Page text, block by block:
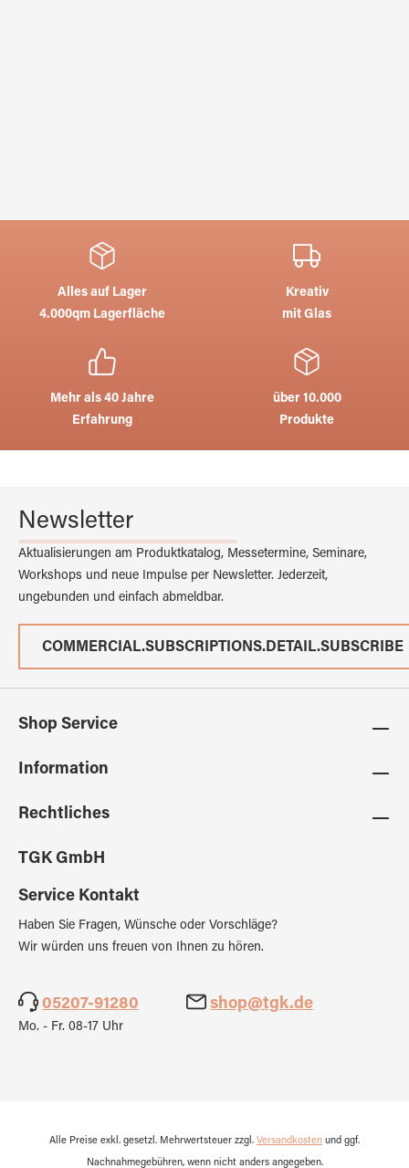
Alles auf Lager
4.000qm Lagerfläche
Kreativ
mit Glas
Mehr als 40 Jahre
Erfahrung
über 10.000
Produkte
Newsletter
Aktualisierungen am Produktkatalog, Messetermine, Seminare,
Workshops und neue Impulse per Newsletter. Jederzeit,
ungebunden und einfach abmeldbar.
COMMERCIAL.SUBSCRIPTIONS.DETAIL.SUBSCRIBE
Shop Service
Information
Rechtliches
TGK GmbH
Service Kontakt
Haben Sie Fragen, Wünsche oder Vorschläge?
Wir würden uns freuen von Ihnen zu hören.
05207-91280 shop@tgk.de
Mo. - Fr. 08-17 Uhr
Alle Preise exkl. gesetzl. Mehrwertsteuer zzgl. Versandkosten und ggf.
Nachnahmegebühren, wenn nicht anders angegeben.